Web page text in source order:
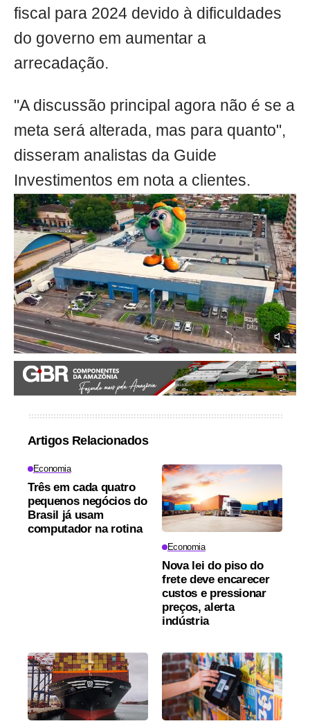
fiscal para 2024 devido à dificuldades
do governo em aumentar a
arrecadação.
"A discussão principal agora não é se a
meta será alterada, mas para quanto",
disseram analistas da Guide
Investimentos em nota a clientes.
Artigos Relacionados
Economia
Três em cada quatro
pequenos negócios do
Brasil já usam
computador na rotina
Economia
Nova lei do piso do
frete deve encarecer
custos e pressionar
preços, alerta
indústria